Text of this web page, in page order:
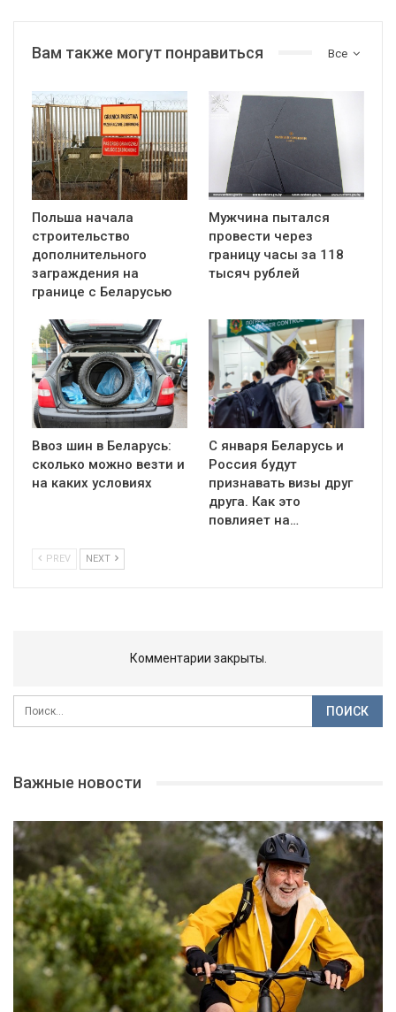
Все
Вам также могут понравиться
Польша начала
строительство
дополнительного
заграждения на
границе с Беларусью
Мужчина пытался
провести через
границу часы за 118
тысяч рублей
Ввоз шин в Беларусь:
сколько можно везти и
на каких условиях
С января Беларусь и
Россия будут
признавать визы друг
друга. Как это
повлияет на…
PREV NEXT
Комментарии закрыты.
Важные новости